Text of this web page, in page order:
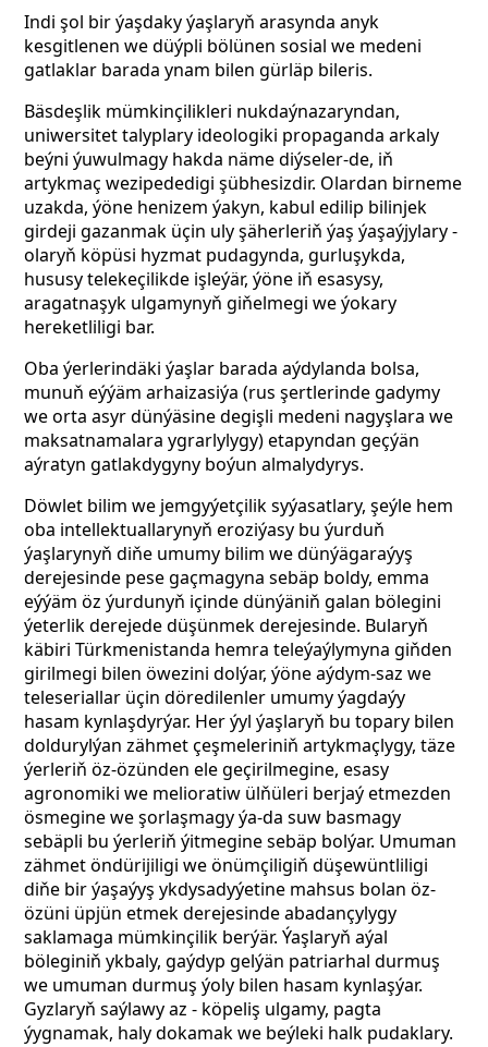
Indi şol bir ýaşdaky ýaşlaryň arasynda anyk
kesgitlenen we düýpli bölünen sosial we medeni
gatlaklar barada ynam bilen gürläp bileris.
Bäsdeşlik mümkinçilikleri nukdaýnazaryndan,
uniwersitet talyplary ideologiki propaganda arkaly
beýni ýuwulmagy hakda näme diýseler-de, iň
artykmaç wezipededigi şübhesizdir. Olardan birneme
uzakda, ýöne henizem ýakyn, kabul edilip bilinjek
girdeji gazanmak üçin uly şäherleriň ýaş ýaşaýjylary -
olaryň köpüsi hyzmat pudagynda, gurluşykda,
hususy telekeçilikde işleýär, ýöne iň esasysy,
aragatnaşyk ulgamynyň giňelmegi we ýokary
hereketliligi bar.
Oba ýerlerindäki ýaşlar barada aýdylanda bolsa,
munuň eýýäm arhaizasiýa (rus şertlerinde gadymy
we orta asyr dünýäsine degişli medeni nagyşlara we
maksatnamalara ygrarlylygy) etapyndan geçýän
aýratyn gatlakdygyny boýun almalydyrys.
Döwlet bilim we jemgyýetçilik syýasatlary, şeýle hem
oba intellektuallarynyň eroziýasy bu ýurduň
ýaşlarynyň diňe umumy bilim we dünýägaraýyş
derejesinde pese gaçmagyna sebäp boldy, emma
eýýäm öz ýurdunyň içinde dünýäniň galan bölegini
ýeterlik derejede düşünmek derejesinde. Bularyň
käbiri Türkmenistanda hemra teleýaýlymyna giňden
girilmegi bilen öwezini dolýar, ýöne aýdym-saz we
teleseriallar üçin döredilenler umumy ýagdaýy
hasam kynlaşdyrýar. Her ýyl ýaşlaryň bu topary bilen
doldurylýan zähmet çeşmeleriniň artykmaçlygy, täze
ýerleriň öz-özünden ele geçirilmegine, esasy
agronomiki we melioratiw ülňüleri berjaý etmezden
ösmegine we şorlaşmagy ýa-da suw basmagy
sebäpli bu ýerleriň ýitmegine sebäp bolýar. Umuman
zähmet öndürijiligi we önümçiligiň düşewüntliligi
diňe bir ýaşaýyş ykdysadyýetine mahsus bolan öz-
özüni üpjün etmek derejesinde abadançylygy
saklamaga mümkinçilik berýär. Ýaşlaryň aýal
böleginiň ykbaly, gaýdyp gelýän patriarhal durmuş
we umuman durmuş ýoly bilen hasam kynlaşýar.
Gyzlaryň saýlawy az - köpeliş ulgamy, pagta
ýygnamak, haly dokamak we beýleki halk pudaklary.